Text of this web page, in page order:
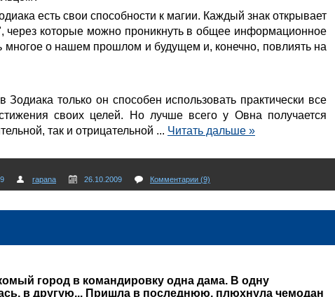
есть свои способности к магии. Каждый знак открывает
через которые можно проникнуть в общее информационное
многое о нашем прошлом и будущем и, конечно, повлиять на
Зодиака только он способен использовать практически все
своих целей. Но лучше всего у Овна получается
так и отрицательной ... Читать дальше »
rapana 26.10.2009 Комментарии (9)
город в командировку одна дама. В одну
в другую... Пришла в последнюю, плюхнула чемодан